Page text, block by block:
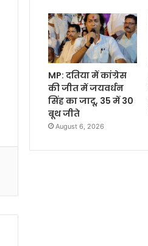
MP: दतिया में कांग्रेस
की जीत में जयवर्धन
सिंह का जादू, 35 में 30
बूथ जीते
August 6, 2026